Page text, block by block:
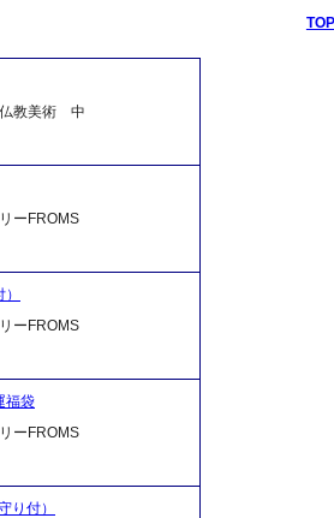
教美術 中
ーFROMS
ーFROMS
福袋
ーFROMS
り付）